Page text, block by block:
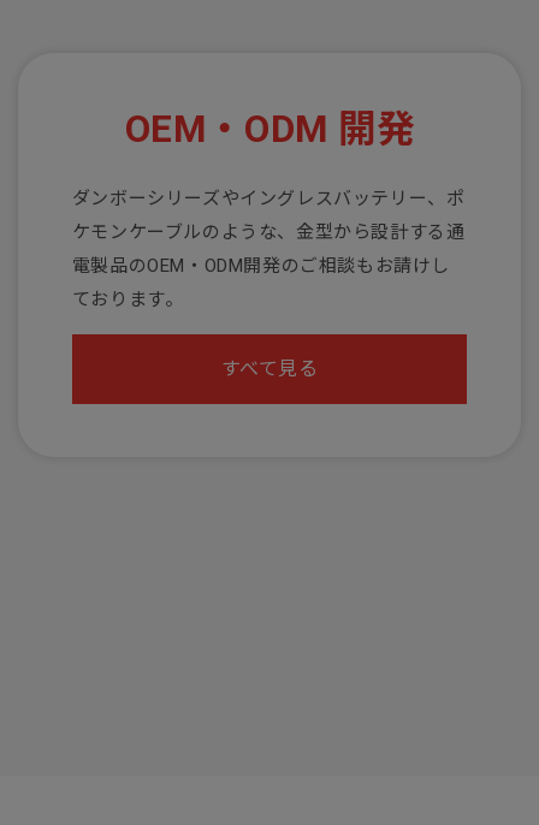
OEM・ODM 開発
ダンボーシリーズやイングレスバッテリー、ポ
ケモンケーブルのような、金型から設計する通
電製品のOEM・ODM開発のご相談もお請けし
ております。
すべて見る